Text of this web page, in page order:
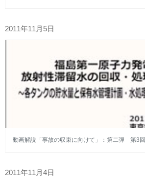
2011年11月5日
動画解説「事故の収束に向けて」：第二弾 第3回
2011年11月4日